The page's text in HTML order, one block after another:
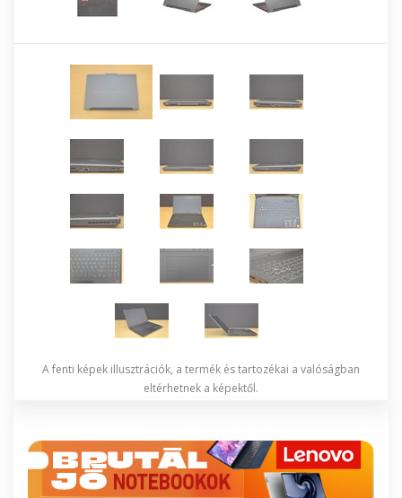
A fenti képek illusztrációk, a termék és tartozékai a valóságban
eltérhetnek a képektől.